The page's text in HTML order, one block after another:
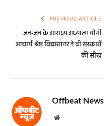
PREVIOUS ARTICLE
जन-जन के आराध्य अध्यात्म योगी
आचार्य श्रेष्ठ विद्यासागर ने दी संस्कारों
की सीख
Offbeat News
Website